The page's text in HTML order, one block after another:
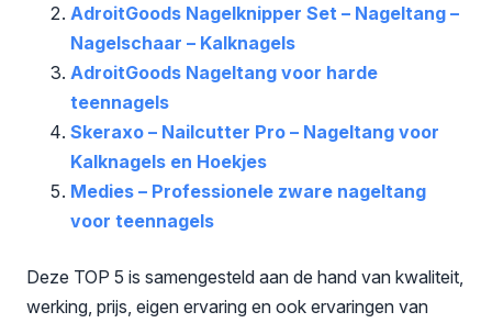
AdroitGoods Nagelknipper Set – Nageltang –
Nagelschaar – Kalknagels
AdroitGoods Nageltang voor harde
teennagels
Skeraxo – Nailcutter Pro – Nageltang voor
Kalknagels en Hoekjes
Medies – Professionele zware nageltang
voor teennagels
Deze TOP 5 is samengesteld aan de hand van kwaliteit,
werking, prijs, eigen ervaring en ook ervaringen van